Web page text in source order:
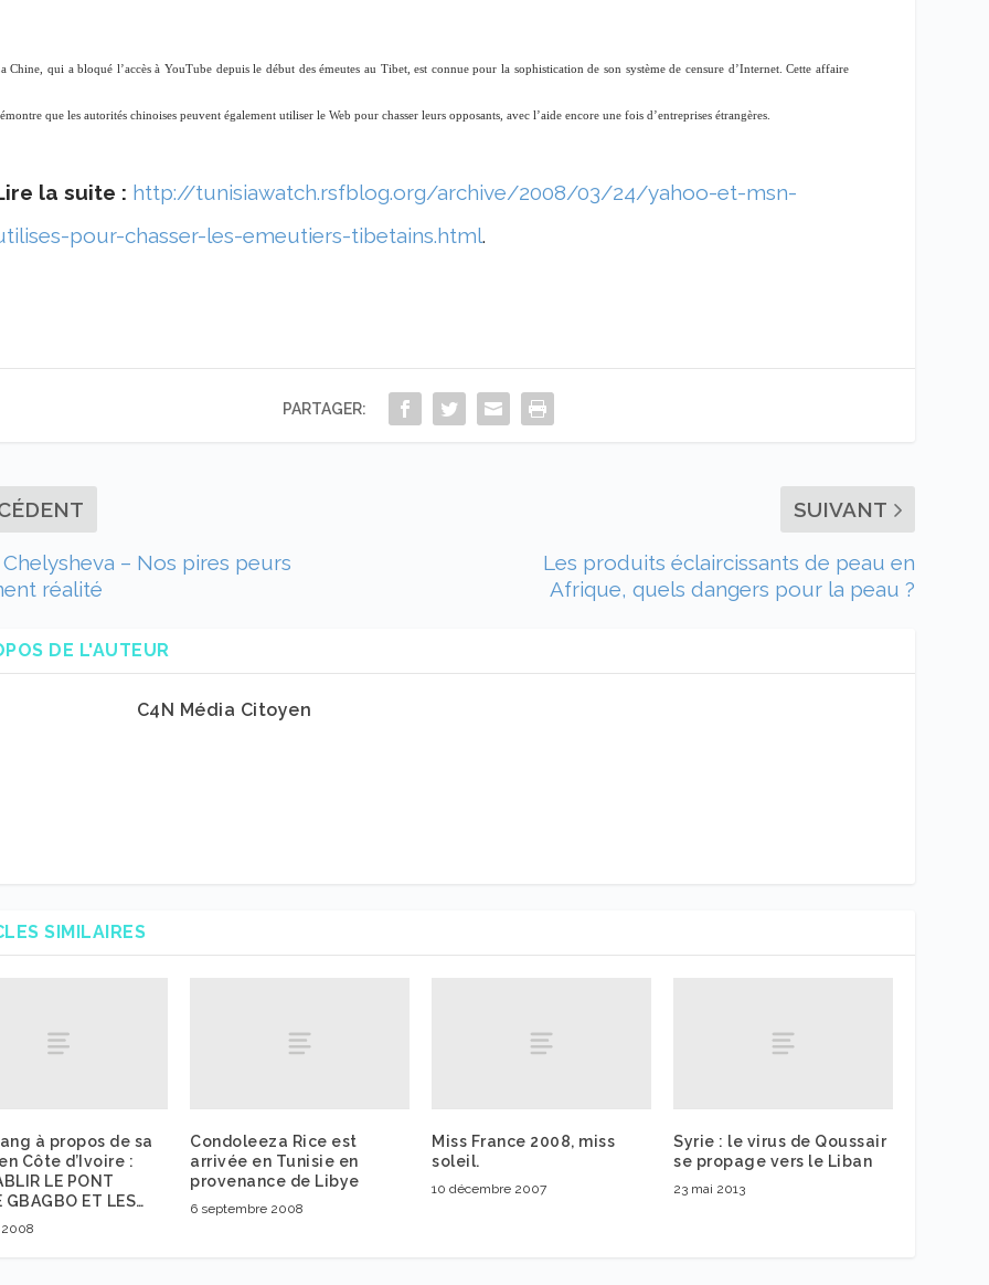
Chine, qui a bloqué l’accès à YouTube depuis le début des émeutes au Tibet, est connue pour la sophistication de son système de censure d’Internet. Cette affaire
que les autorités chinoises peuvent également utiliser le Web pour chasser leurs opposants, avec l’aide encore une fois d’entreprises étrangères.
la suite : http://tunisiawatch.rsfblog.org/archive/2008/03/24/yahoo-et-msn-
pour-chasser-les-emeutiers-tibetains.html.
PARTAGER:
Chelysheva – Nos pires peurs
réalité
SUIVANT
Les produits éclaircissants de peau en
Afrique, quels dangers pour la peau ?
DE L'AUTEUR
C4N Média Citoyen
SIMILAIRES
à propos de sa
Côte d’Ivoire :
LE PONT
GBAGBO ET LES…
2008
Condoleeza Rice est
arrivée en Tunisie en
provenance de Libye
6 septembre 2008
Miss France 2008, miss
soleil.
10 décembre 2007
Syrie : le virus de Qoussair
se propage vers le Liban
23 mai 2013